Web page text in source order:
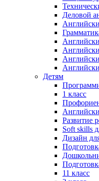
Деловой
Детям
1 класс
Развитие
Soft skills
Дизайн
11 класс